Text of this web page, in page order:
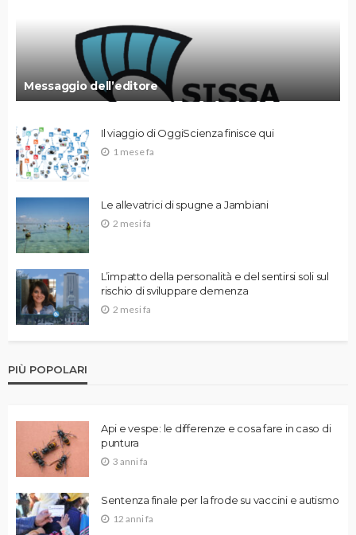
Messaggio dell’editore
Il viaggio di OggiScienza finisce qui
1 mese fa
Le allevatrici di spugne a Jambiani
2 mesi fa
L’impatto della personalità e del sentirsi soli sul
rischio di sviluppare demenza
2 mesi fa
PIÙ POPOLARI
Api e vespe: le differenze e cosa fare in caso di
puntura
3 anni fa
Sentenza finale per la frode su vaccini e autismo
12 anni fa